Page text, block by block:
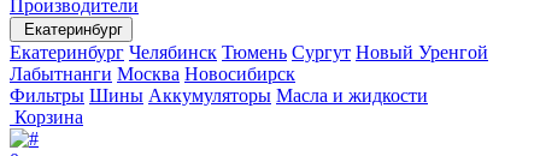
Производители
Екатеринбург
Екатеринбург Челябинск Тюмень Сургут Новый Уренгой
Лабытнанги Москва Новосибирск
Фильтры Шины Аккумуляторы Масла и жидкости
Корзина